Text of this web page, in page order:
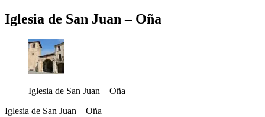
Iglesia de San Juan – Oña
Iglesia de San Juan – Oña
Iglesia de San Juan – Oña